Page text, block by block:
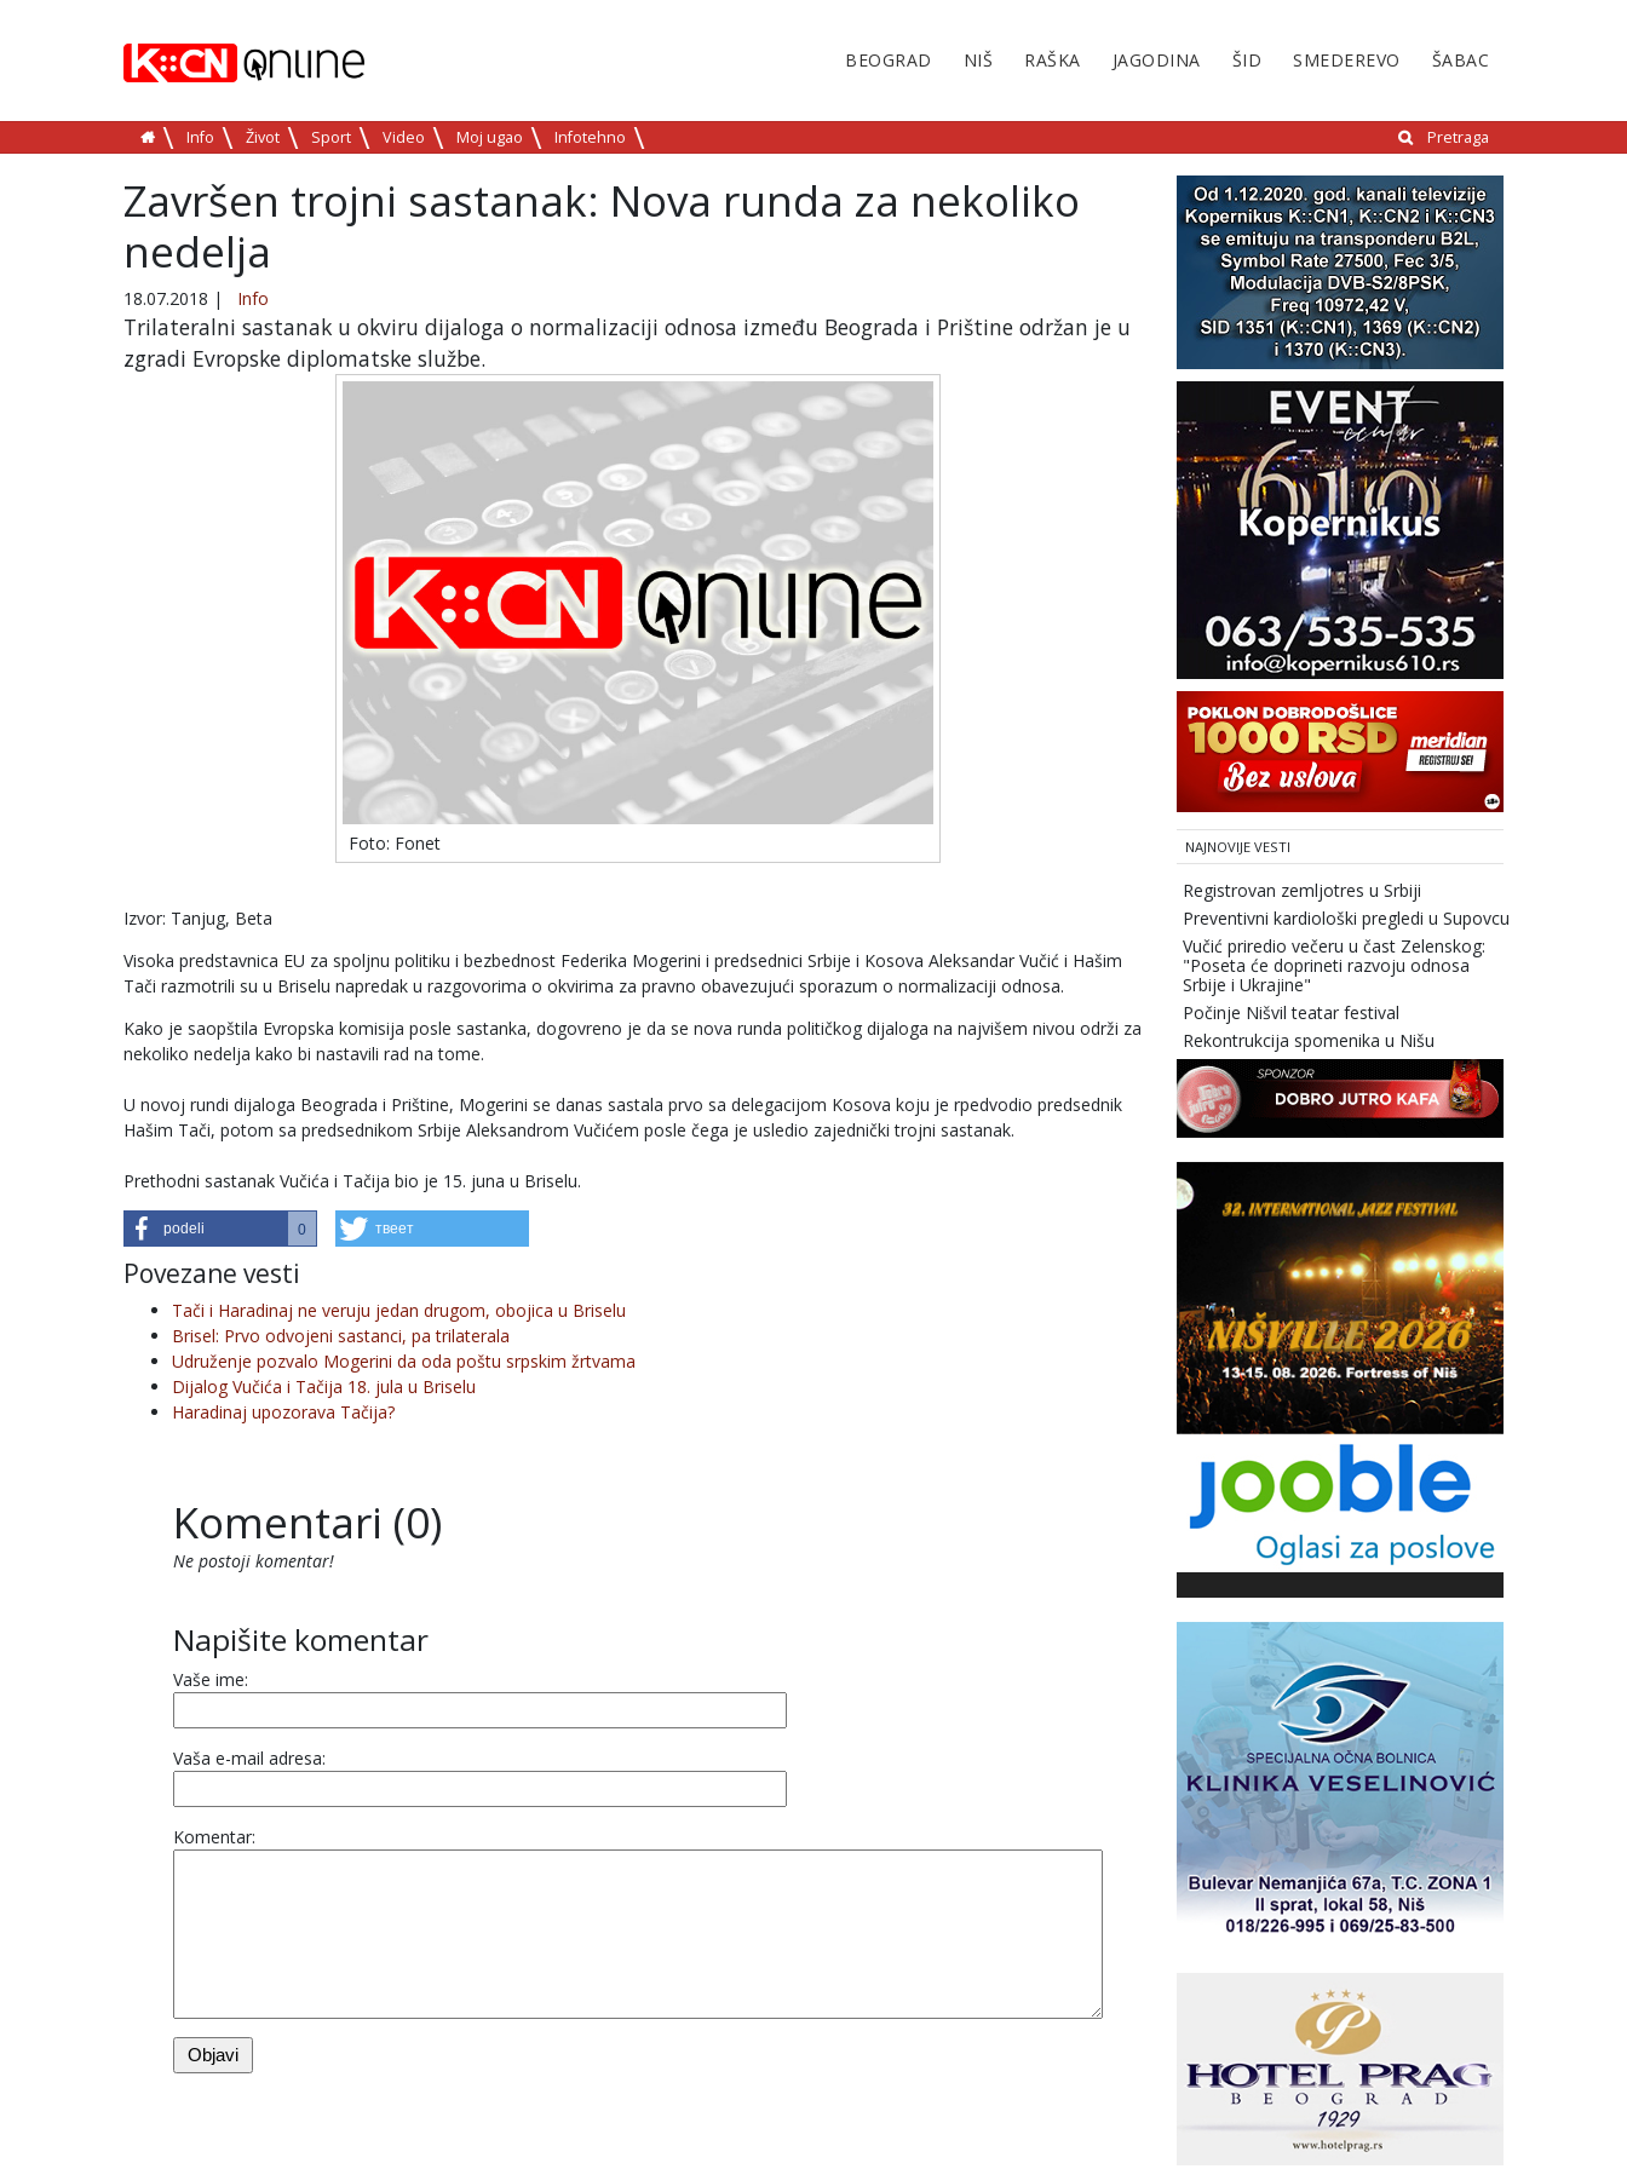
BEOGRAD NIŠ RAŠKA JAGODINA ŠID SMEDEREVO ŠABAC
Info Život Sport Video Moj ugao Infotehno Pretraga
Završen trojni sastanak: Nova runda za nekoliko
nedelja
18.07.2018 | Info
Trilateralni sastanak u okviru dijaloga o normalizaciji odnosa između Beograda i Prištine održan je u
zgradi Evropske diplomatske službe.
Foto: Fonet
Izvor: Tanjug, Beta
Visoka predstavnica EU za spoljnu politiku i bezbednost Federika Mogerini i predsednici Srbije i Kosova Aleksandar Vučić i Hašim
Tači razmotrili su u Briselu napredak u razgovorima o okvirima za pravno obavezujući sporazum o normalizaciji odnosa.
Kako je saopštila Evropska komisija posle sastanka, dogovreno je da se nova runda političkog dijaloga na najvišem nivou održi za
nekoliko nedelja kako bi nastavili rad na tome.
U novoj rundi dijaloga Beograda i Prištine, Mogerini se danas sastala prvo sa delegacijom Kosova koju je rpedvodio predsednik
Hašim Tači, potom sa predsednikom Srbije Aleksandrom Vučićem posle čega je usledio zajednički trojni sastanak.
Prethodni sastanak Vučića i Tačija bio je 15. juna u Briselu.
podeli 0 твеет
Povezane vesti
Tači i Haradinaj ne veruju jedan drugom, obojica u Briselu
Brisel: Prvo odvojeni sastanci, pa trilaterala
Udruženje pozvalo Mogerini da oda poštu srpskim žrtvama
Dijalog Vučića i Tačija 18. jula u Briselu
Haradinaj upozorava Tačija?
Komentari (0)
Ne postoji komentar!
Napišite komentar
Vaše ime:
Vaša e-mail adresa:
Komentar:
NAJNOVIJE VESTI
Registrovan zemljotres u Srbiji
Preventivni kardiološki pregledi u Supovcu
Vučić priredio večeru u čast Zelenskog:
"Poseta će doprineti razvoju odnosa
Srbije i Ukrajine"
Počinje Nišvil teatar festival
Rekontrukcija spomenika u Nišu